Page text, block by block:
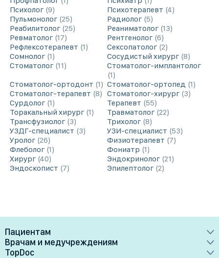
Психолог 9 Психотерапевт 4
Пульмонолог 25 Радиолог 5
Реабилитолог 25 Реаниматолог 13
Ревматолог 17 Рентгенолог 6
Рефлексотерапевт 1 Сексопатолог 2
Сомнолог 1 Сосудистый хирург 8
Стоматолог 11
Стоматолог-имплантолог
1
Стоматолог-ортодонт 1 Стоматолог-ортопед 1
Стоматолог-терапевт 8 Стоматолог-хирург 3
Сурдолог 1 Терапевт 55
Торакальный хирург 1 Травматолог 22
Трансфузиолог 3 Трихолог 8
УЗДГ-специалист 3 УЗИ-специалист 53
Уролог 26 Физиотерапевт 7
Флеболог 1 Фониатр 1
Хирург 40 Эндокринолог 21
Эндоскопист 7 Эпилептолог 2
Пациентам
Врачи
Врачам и медучреждениям
Преимущества
TopDoc